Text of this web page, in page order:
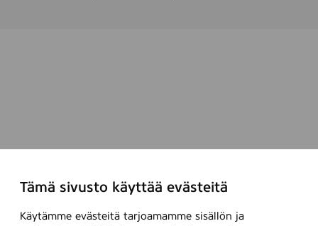
Tämä sivusto käyttää evästeitä
Käytämme evästeitä tarjoamamme sisällön ja